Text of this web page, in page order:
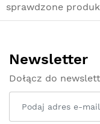
sprawdzone
Newsletter
Dołącz do